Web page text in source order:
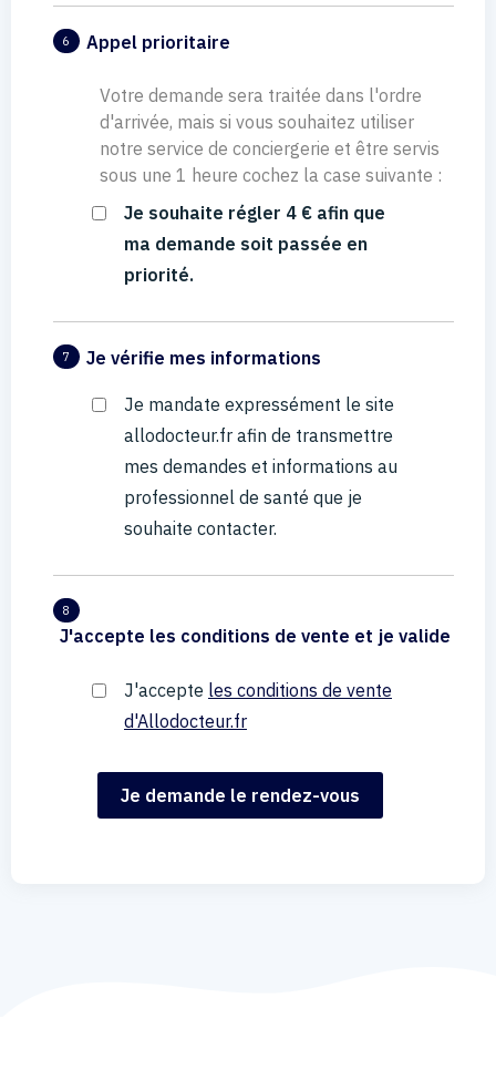
6 Appel prioritaire
Votre demande sera traitée dans l'ordre
d'arrivée, mais si vous souhaitez utiliser
notre service de conciergerie et être servis
sous une 1 heure cochez la case suivante :
Je souhaite régler 4 € afin que
ma demande soit passée en
priorité.
7 Je vérifie mes informations
Je mandate expressément le site
allodocteur.fr afin de transmettre
mes demandes et informations au
professionnel de santé que je
souhaite contacter.
8
J'accepte les conditions de vente et je valide
J'accepte les conditions de vente
d'Allodocteur.fr